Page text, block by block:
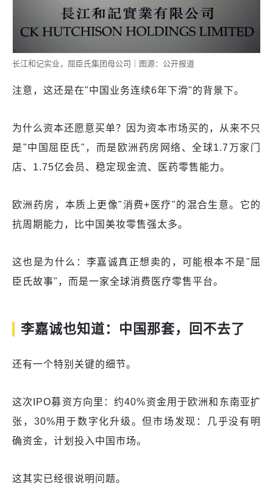
长江和记实业，屈臣氏集团母公司｜图源：公开报道
注意，这还是在"中国业务连续6年下滑"的背景下。
为什么资本还愿意买单？因为资本市场买的，从来不只
是"中国屈臣氏"，而是欧洲药房网络、全球1.7万家门
店、1.75亿会员、稳定现金流、医药零售能力。
欧洲药房，本质上更像"消费+医疗"的混合生意。它的
抗周期能力，比中国美妆零售强太多。
这也是为什么：李嘉诚真正想卖的，可能根本不是"屈
臣氏故事"，而是一家全球消费医疗零售平台。
李嘉诚也知道：中国那套，回不去了
还有一个特别关键的细节。
这次IPO募资方向里：约40%资金用于欧洲和东南亚扩
张，30%用于数字化升级。但市场发现：几乎没有明
确资金，计划投入中国市场。
这其实已经很说明问题。